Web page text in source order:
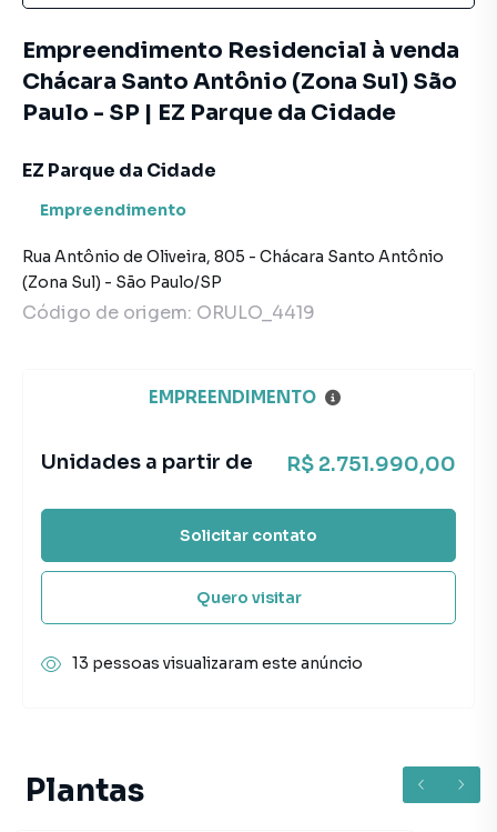
Plantas
Empreendimento Residencial à venda
Chácara Santo Antônio (Zona Sul) São
Paulo - SP | EZ Parque da Cidade
EZ Parque da Cidade
Empreendimento
Rua Antônio de Oliveira, 805 - Chácara Santo Antônio
(Zona Sul) - São Paulo/SP
Código de origem: ORULO_4419
EMPREENDIMENTO
Unidades a partir de R$ 2.751.990,00
Solicitar contato
Quero visitar
13 pessoas visualizaram este anúncio